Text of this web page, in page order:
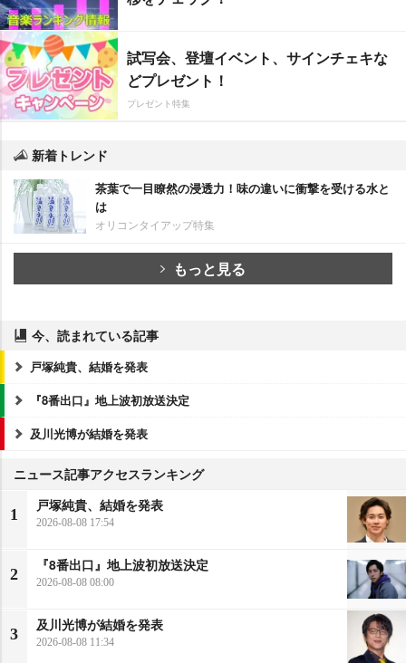
試写会、登壇イベント、サインチェキな
どプレゼント！
プレゼント特集
新着トレンド
茶葉で一目瞭然の浸透力！味の違いに衝撃を受ける水と
は
オリコンタイアップ特集
もっと見る
今、読まれている記事
戸塚純貴、結婚を発表
『8番出口』地上波初放送決定
及川光博が結婚を発表
ニュース記事アクセスランキング
1
戸塚純貴、結婚を発表
2026-08-08 17:54
2
『8番出口』地上波初放送決定
2026-08-08 08:00
3
及川光博が結婚を発表
2026-08-08 11:34